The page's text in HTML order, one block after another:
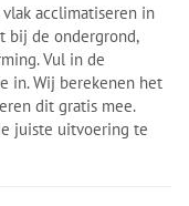
acclimatiseren in
bij de ondergrond,
Vul in de
in. Wij berekenen het
dit gratis mee.
juiste uitvoering te